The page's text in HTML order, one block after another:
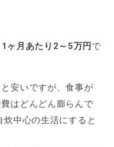
1ヶ月あたり2～5万円 で
安いですが、食事が
はどんどん膨らんで
中心の生活にすると